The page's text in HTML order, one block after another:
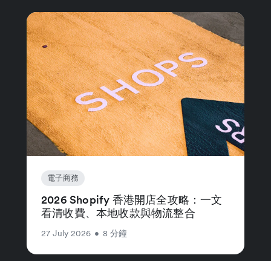
電子商務
2026 Shopify 香港開店全攻略：一文
看清收費、本地收款與物流整合
27 July 2026 • 8 分鐘